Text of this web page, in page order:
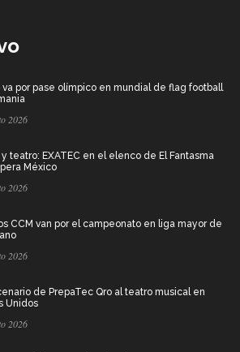
va por pase olímpico en mundial de flag football
2026
teatro: EXATEC en el elenco de El Fantasma
México
2026
CCM van por el campeonato en liga mayor de
2026
de PrepaTec Qro al teatro musical en
Unidos
2026